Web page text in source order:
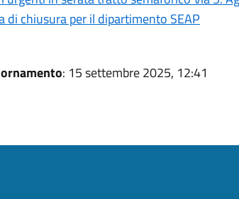
di chiusura per il dipartimento SEAP
: 15 settembre 2025, 12:41